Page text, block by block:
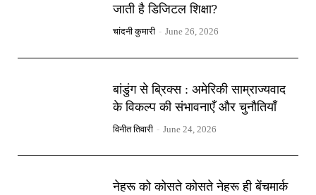
जाती है डिजिटल शिक्षा?
चांदनी कुमारी - June 26, 2026
बांडुंग से ब्रिक्स : अमेरिकी साम्राज्यवाद
के विकल्प की संभावनाएँ और चुनौतियाँ
विनीत तिवारी - June 24, 2026
नेहरू को कोसते कोसते नेहरू ही बेंचमार्क